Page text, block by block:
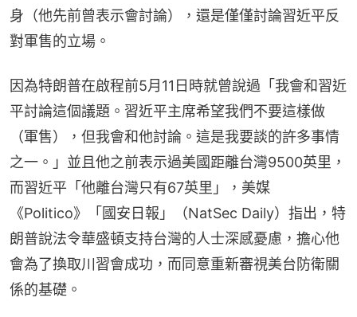
身（他先前曾表示會討論），還是僅僅討論習近平反
對軍售的立場。
因為特朗普在啟程前5月11日時就曾說過「我會和習近
平討論這個議題。習近平主席希望我們不要這樣做
（軍售），但我會和他討論。這是我要談的許多事情
之一。」並且他之前表示過美國距離台灣9500英里，
而習近平「他離台灣只有67英里」，美媒
《Politico》「國安日報」（NatSec Daily）指出，特
朗普說法令華盛頓支持台灣的人士深感憂慮，擔心他
會為了換取川習會成功，而同意重新審視美台防衛關
係的基礎。